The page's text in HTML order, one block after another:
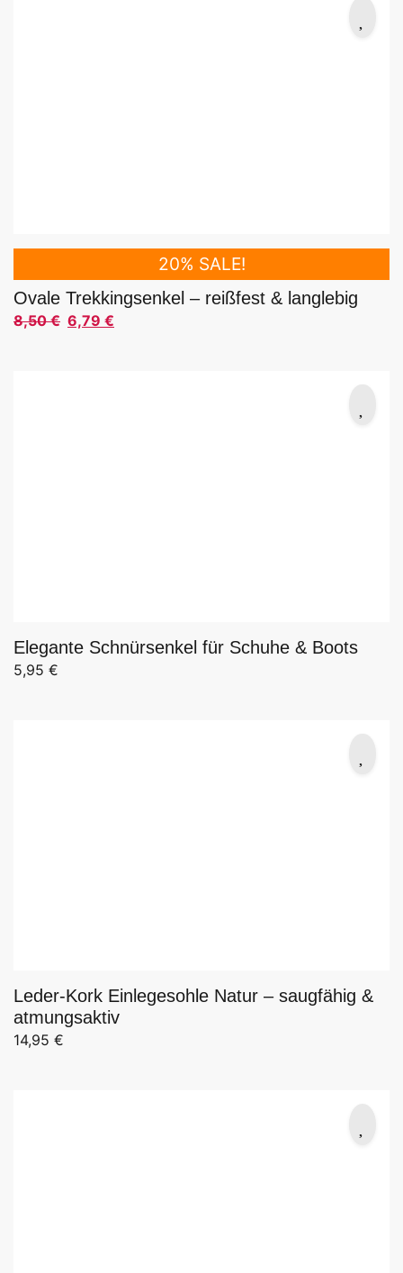
20% SALE!
Ovale Trekkingsenkel – reißfest & langlebig
8,50€
Ursprünglicher Preis war: 8,50 €
6,79 €
Aktueller Preis ist: 6,79 €.
Elegante Schnürsenkel für Schuhe & Boots
5,95 €
Leder-Kork Einlegesohle Natur – saugfähig &
atmungsaktiv
14,95 €